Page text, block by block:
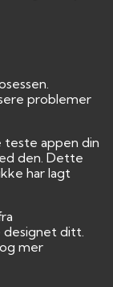
problemer
appen din
den. Dette
har lagt
ditt.
mer